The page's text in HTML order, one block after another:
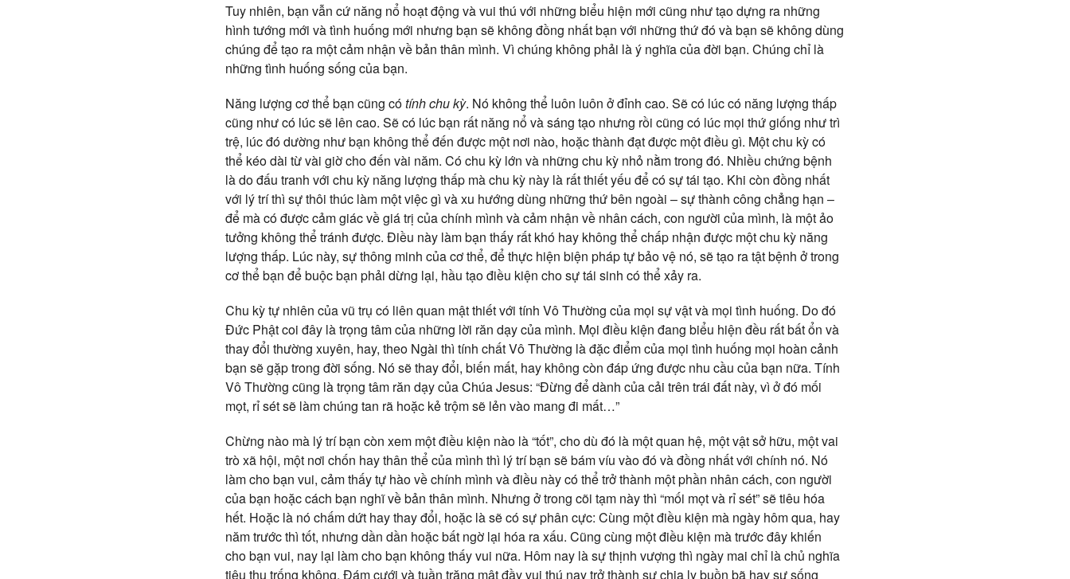
Tuy nhiên, bạn vẫn cứ năng nổ hoạt động và vui thú với những biểu hiện mới cũng như tạo dựng ra những
hình tướng mới và tình huống mới nhưng bạn sẽ không đồng nhất bạn với những thứ đó và bạn sẽ không dùng
chúng để tạo ra một cảm nhận về bản thân mình. Vì chúng không phải là ý nghĩa của đời bạn. Chúng chỉ là
những tình huống sống của bạn.
Năng lượng cơ thể bạn cũng cótính chu kỳ. Nó không thể luôn luôn ở đỉnh cao. Sẽ có lúc có năng lượng thấp
cũng như có lúc sẽ lên cao. Sẽ có lúc bạn rất năng nổ và sáng tạo nhưng rồi cũng có lúc mọi thứ giống như trì
trệ, lúc đó dường như bạn không thể đến được một nơi nào, hoặc thành đạt được một điều gì. Một chu kỳ có
thể kéo dài từ vài giờ cho đến vài năm. Có chu kỳ lớn và những chu kỳ nhỏ nằm trong đó. Nhiều chứng bệnh
là do đấu tranh với chu kỳ năng lượng thấp mà chu kỳ này là rất thiết yếu để có sự tái tạo. Khi còn đồng nhất
với lý trí thì sự thôi thúc làm một việc gì và xu hướng dùng những thứ bên ngoài – sự thành công chẳng hạn –
để mà có được cảm giác về giá trị của chính mình và cảm nhận về nhân cách, con người của mình, là một ảo
tưởng không thể tránh được. Điều này làm bạn thấy rất khó hay không thể chấp nhận được một chu kỳ năng
lượng thấp. Lúc này, sự thông minh của cơ thể, để thực hiện biện pháp tự bảo vệ nó, sẽ tạo ra tật bệnh ở trong
cơ thể bạn để buộc bạn phải dừng lại, hầu tạo điều kiện cho sự tái sinh có thể xảy ra.
Chu kỳ tự nhiên của vũ trụ có liên quan mật thiết với tính Vô Thường của mọi sự vật và mọi tình huống. Do đó
Đức Phật coi đây là trọng tâm của những lời răn dạy của mình. Mọi điều kiện đang biểu hiện đều rất bất ổn và
thay đổi thường xuyên, hay, theo Ngài thì tính chất Vô Thường là đặc điểm của mọi tình huống mọi hoàn cảnh
bạn sẽ gặp trong đời sống. Nó sẽ thay đổi, biến mất, hay không còn đáp ứng được nhu cầu của bạn nữa. Tính
Vô Thường cũng là trọng tâm răn dạy của Chúa Jesus: “Đừng để dành của cải trên trái đất này, vì ở đó mối
mọt, rỉ sét sẽ làm chúng tan rã hoặc kẻ trộm sẽ lẻn vào mang đi mất…”
Chừng nào mà lý trí bạn còn xem một điều kiện nào là “tốt”, cho dù đó là một quan hệ, một vật sở hữu, một vai
trò xã hội, một nơi chốn hay thân thể của mình thì lý trí bạn sẽ bám víu vào đó và đồng nhất với chính nó. Nó
làm cho bạn vui, cảm thấy tự hào về chính mình và điều này có thể trở thành một phần nhân cách, con người
của bạn hoặc cách bạn nghĩ về bản thân mình. Nhưng ở trong cõi tạm này thì “mối mọt và rỉ sét” sẽ tiêu hóa
hết. Hoặc là nó chấm dứt hay thay đổi, hoặc là sẽ có sự phân cực: Cùng một điều kiện mà ngày hôm qua, hay
năm trước thì tốt, nhưng dần dần hoặc bất ngờ lại hóa ra xấu. Cũng cùng một điều kiện mà trước đây khiến
cho bạn vui, nay lại làm cho bạn không thấy vui nữa. Hôm nay là sự thịnh vượng thì ngày mai chỉ là chủ nghĩa
tiêu thụ trống không. Đám cưới và tuần trăng mật đầy vui thú nay trở thành sự chia ly buồn bã hay sự sống